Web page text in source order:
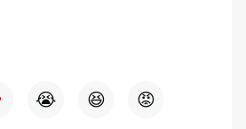
😭 😆 😡